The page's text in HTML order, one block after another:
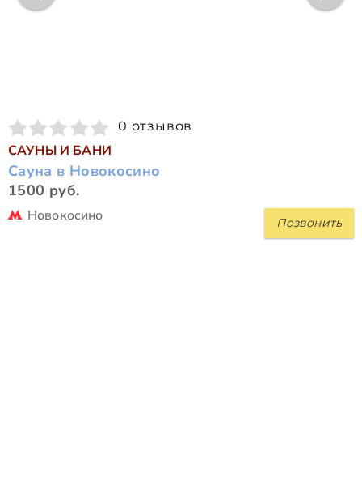
0 отзывов
САУНЫ И БАНИ
Сауна в Новокосино
1500 руб.
Позвонить
Новокосино